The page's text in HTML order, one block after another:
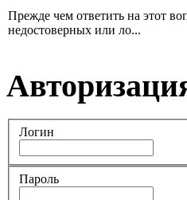
Прежде чем ответить на этот
недостоверных или ло...
Логин
Пароль